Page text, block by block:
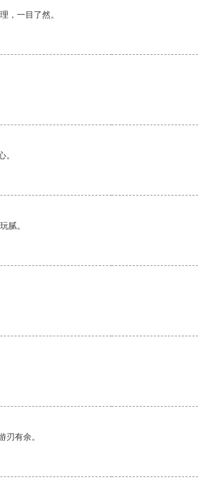
，一目了然。
。
腻。
有余。